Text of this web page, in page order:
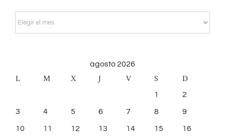
Archivos
agosto 2026
L M X J V S D
1 2
3 4 5 6 7 8 9
10 11 12 13 14 15 16